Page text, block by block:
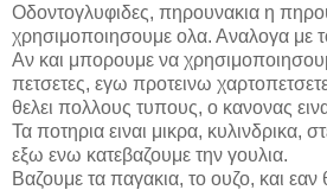
Οδοντογλυφιδες, πηρουνακια η
χρησιμοποιησουμε ολα. Αναλογα με
Αν και μπορουμε να
πετσετες, εγω προτεινω
θελει πολλους τυπους, ο κανονας
Τα ποτηρια ειναι μικρα, κυλινδρικα,
εξω ενω κατεβαζουμε την γουλια.
Βαζουμε τα παγακια, το ουζο, και εαν